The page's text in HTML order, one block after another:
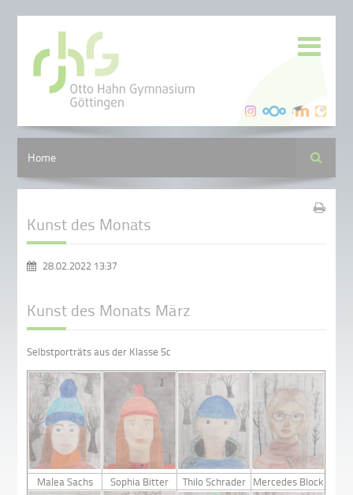
Home Suche
Kunst des Monats
28.02.2022 13:37
Kunst des Monats März
Selbstporträts aus der Klasse 5c
Malea Sachs Sophia Bitter Thilo Schrader Mercedes Block